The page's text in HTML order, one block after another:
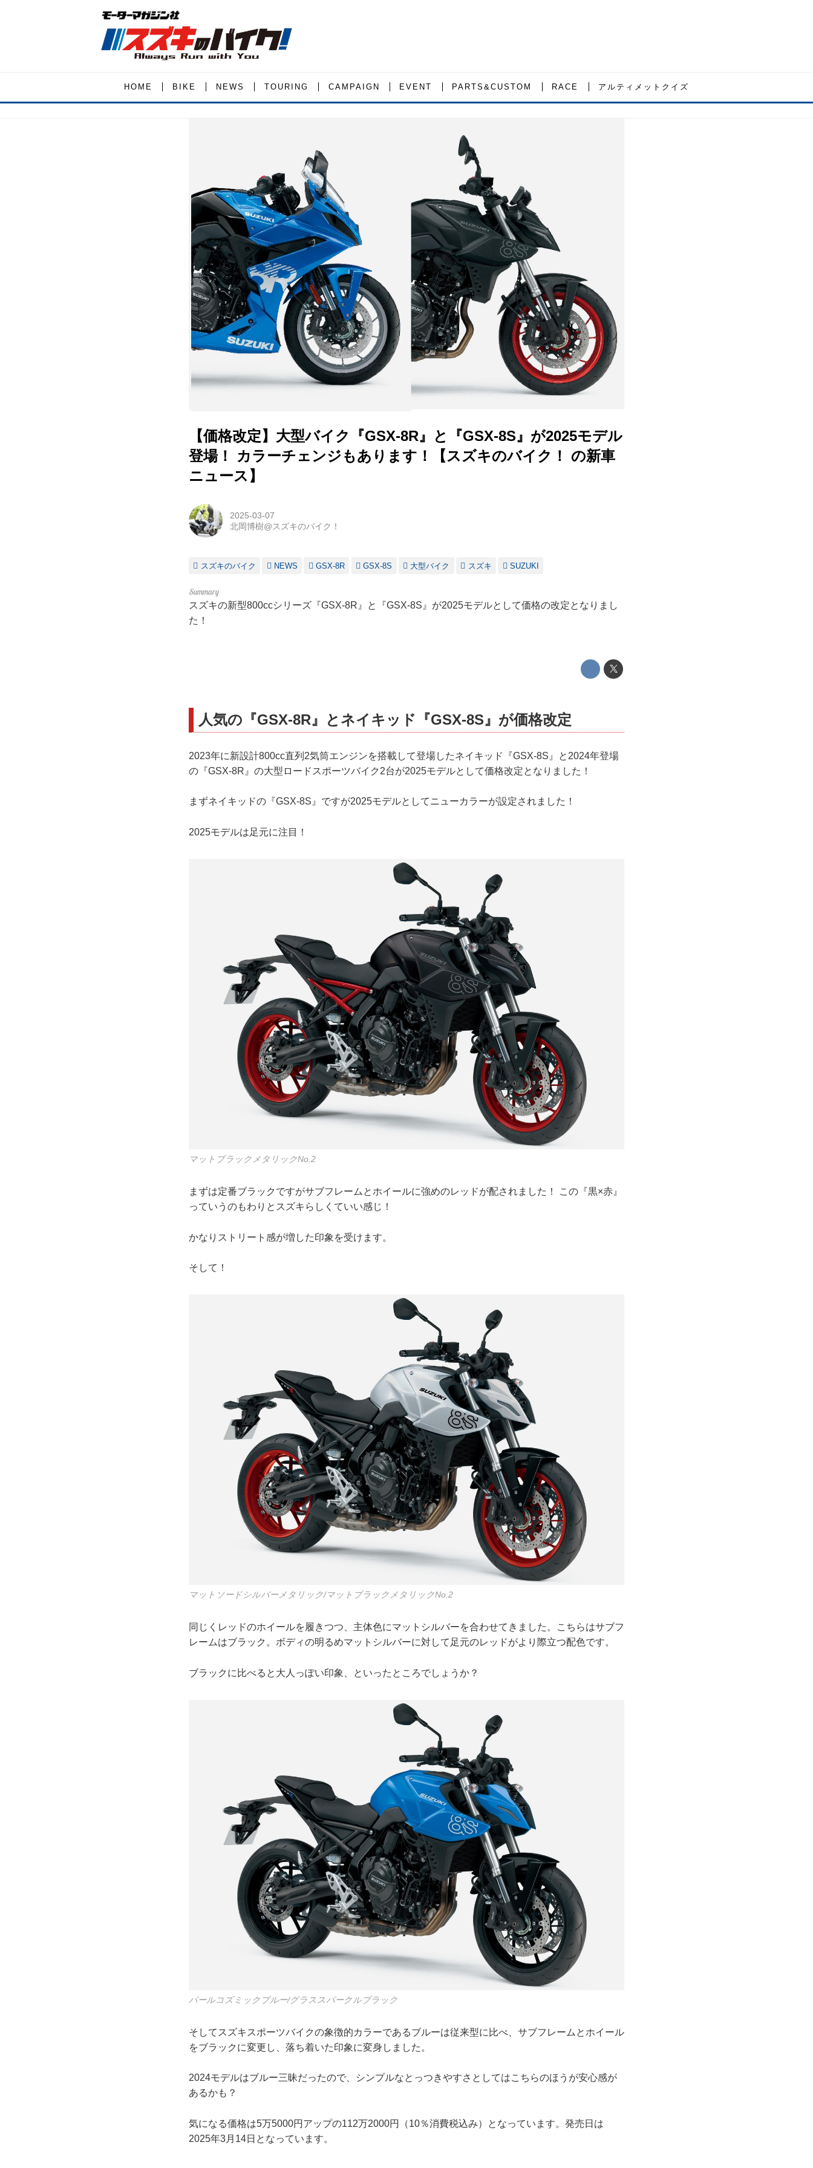
HOME BIKE NEWS TOURING CAMPAIGN EVENT PARTS&CUSTOM RACE アルティメットクイズ
【価格改定】大型バイク『GSX-8R』と『GSX-8S』が2025モデル
登場！ カラーチェンジもあります！【スズキのバイク！ の新車
ニュース】
2025-03-07
北岡博樹@スズキのバイク！
スズキのバイク NEWS GSX-8R GSX-8S 大型バイク スズキ SUZUKI
スズキの新型800ccシリーズ『GSX-8R』と『GSX-8S』が2025モデルとして価格の改定となりまし
た！
人気の『GSX-8R』とネイキッド『GSX-8S』が価格改定
2023年に新設計800cc直列2気筒エンジンを搭載して登場したネイキッド『GSX-8S』と2024年登場
の『GSX-8R』の大型ロードスポーツバイク2台が2025モデルとして価格改定となりました！
まずネイキッドの『GSX-8S』ですが2025モデルとしてニューカラーが設定されました！
2025モデルは足元に注目！
マットブラックメタリックNo.2
まずは定番ブラックですがサブフレームとホイールに強めのレッドが配されました！ この『黒×赤』
っていうのもわりとスズキらしくていい感じ！
かなりストリート感が増した印象を受けます。
そして！
マットソードシルバーメタリック/マットブラックメタリックNo.2
同じくレッドのホイールを履きつつ、主体色にマットシルバーを合わせてきました。こちらはサブフ
レームはブラック。ボディの明るめマットシルバーに対して足元のレッドがより際立つ配色です。
ブラックに比べると大人っぽい印象、といったところでしょうか？
パールコズミックブルー/グラススパークルブラック
そしてスズキスポーツバイクの象徴的カラーであるブルーは従来型に比べ、サブフレームとホイール
をブラックに変更し、落ち着いた印象に変身しました。
2024モデルはブルー三昧だったので、シンプルなとっつきやすさとしてはこちらのほうが安心感が
あるかも？
気になる価格は5万5000円アップの112万2000円（10％消費税込み）となっています。発売日は
2025年3月14日となっています。